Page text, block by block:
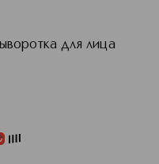
для лица